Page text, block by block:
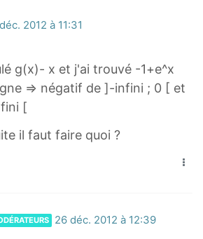
2012 à 11:31
g(x)- x et j'ai trouvé -1+e^x
⇒ négatif de ]-infini ; 0 [ et
[
il faut faire quoi ?
26 déc. 2012 à 12:39